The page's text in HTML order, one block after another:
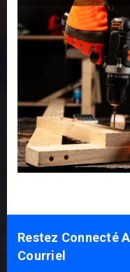
Restez Connecté
Courriel